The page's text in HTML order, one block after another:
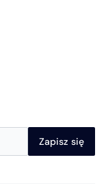
Zapisz się